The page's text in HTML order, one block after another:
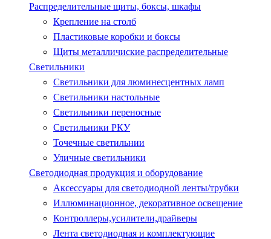
Распределительные щиты, боксы, шкафы
Крепление на столб
Пластиковые коробки и боксы
Щиты металличиские распределительные
Светильники
Светильники для люминесцентных ламп
Светильники настольные
Светильники переносные
Светильники РКУ
Точечные светильнии
Уличные светильники
Светодиодная продукция и оборудование
Аксессуары для светодиодной ленты/трубки
Иллюминационное, декоративное освещение
Контроллеры,усилители,драйверы
Лента светодиодная и комплектующие